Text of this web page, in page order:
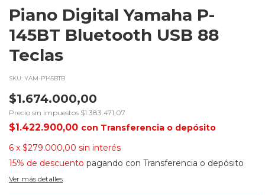
Piano Digital Yamaha P-
145BT Bluetooth USB 88
Teclas
SKU: YAM-P145BTB
$1.674.000,00
Precio sin impuestos $1.383.471,07
$1.422.900,00 con Transferencia o depósito
6 x $279.000,00 sin interés
15% de descuento pagando con Transferencia o depósito
Ver más detalles